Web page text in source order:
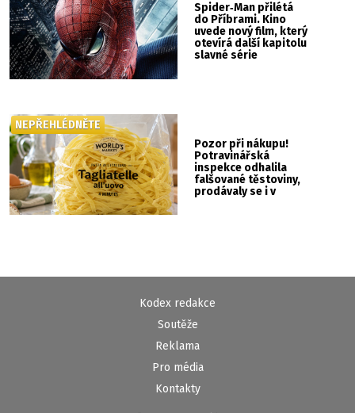
Spider‑Man přilétá
do Příbrami. Kino
uvede nový film, který
otevírá další kapitolu
slavné série
Pozor při nákupu!
Potravinářská
inspekce odhalila
falšované těstoviny,
prodávaly se i v
NEPŘEHLÉDNĚTE
Kodex redakce
Soutěže
Reklama
Pro média
Kontakty